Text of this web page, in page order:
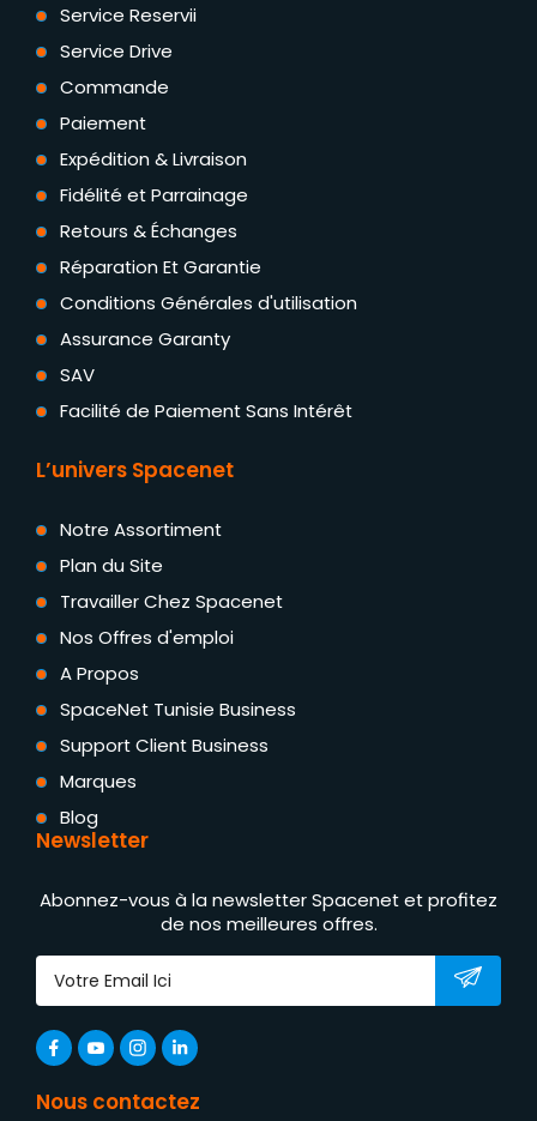
Service Reservii
Service Drive
Commande
Paiement
Expédition & Livraison
Fidélité et Parrainage
Retours & Échanges
Réparation Et Garantie
Conditions Générales d'utilisation
Assurance Garanty
SAV
Facilité de Paiement Sans Intérêt
L’univers Spacenet
Notre Assortiment
Plan du Site
Travailler Chez Spacenet
Nos Offres d'emploi
A Propos
SpaceNet Tunisie Business
Support Client Business
Marques
Blog
Newsletter
Abonnez-vous à la newsletter Spacenet et profitez
de nos meilleures offres.
Nous contactez